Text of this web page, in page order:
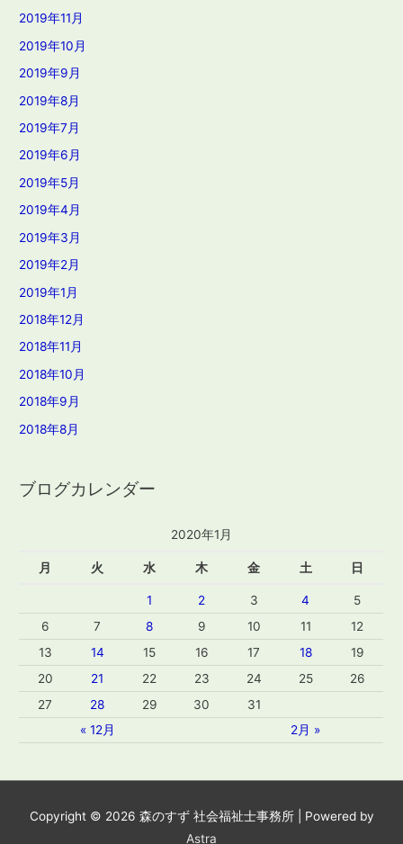
2019年11月
2019年10月
2019年9月
2019年8月
2019年7月
2019年6月
2019年5月
2019年4月
2019年3月
2019年2月
2019年1月
2018年12月
2018年11月
2018年10月
2018年9月
2018年8月
ブログカレンダー
2020年1月
月 火 水 木 金 土 日
« 12月 2月 »
1 2 3 4
5
6
7 8 9 10 11
12
13
14 15 16 17 18
19
20
21 22 23 24 25
26
27
28 29 30 31
Copyright © 2026 森のすず 社会福祉士事務所| Powered by
Astra